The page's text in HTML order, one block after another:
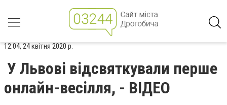
12:04, 24 квітня 2020 р.
У Львові відсвяткували перше
онлайн-весілля, - ВІДЕО